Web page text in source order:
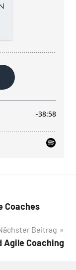
Coaches
Beitrag
Agile Coaching